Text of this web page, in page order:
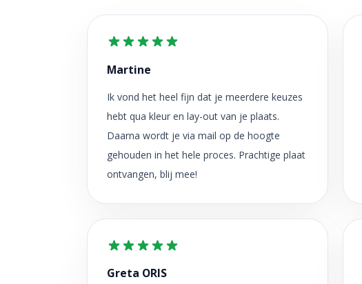
Martine
Ik vond het heel fijn dat je meerdere keuzes
hebt qua kleur en lay-out van je plaats.
Daarna wordt je via mail op de hoogte
gehouden in het hele proces. Prachtige plaat
ontvangen, blij mee!
Greta ORIS